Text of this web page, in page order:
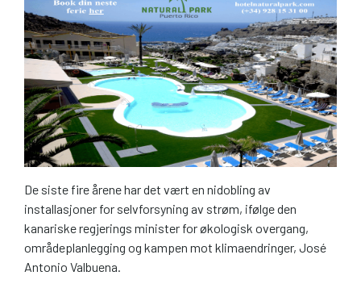
De siste fire årene har det vært en nidobling av
installasjoner for selvforsyning av strøm, ifølge den
kanariske regjerings minister for økologisk overgang,
områdeplanlegging og kampen mot klimaendringer, José
Antonio Valbuena.